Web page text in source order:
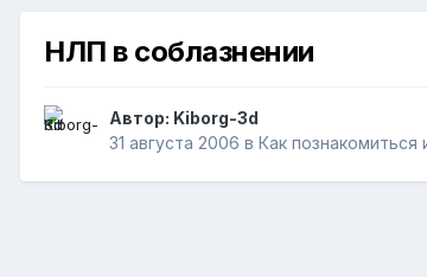
НЛП в соблазнении
Автор: Kiborg-3d
31 августа 2006 в Как познакомиться